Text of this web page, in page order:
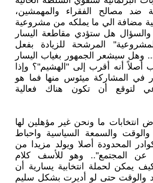
ضد مصالح الفقراء والمهمشين،
مضافة الي ما يملكه من مشروعية
يونيو".. والسؤال هل ستؤدي مقاطعة اليسار
المرشحة للزيادة بفعل
وهل سيشعر الجمهور بغياب اليسار
أصلاً أنه أقرب إلى "الهشيم"؟ وإذا
في المشاركة ميئوس منها فما هو
لتوقع أن تكون هناك فعالية
انتخابات ما ونحن غير مؤهلين لها
والسمعة السياسية واحباط
المحدودة أصلا ويولد مزيدا من
عن المجتمع".. وهو للأسف كلام
يمكن لحملة انتخابية يسارية أن
والوقت حتى لو أديرت بشكل سليم